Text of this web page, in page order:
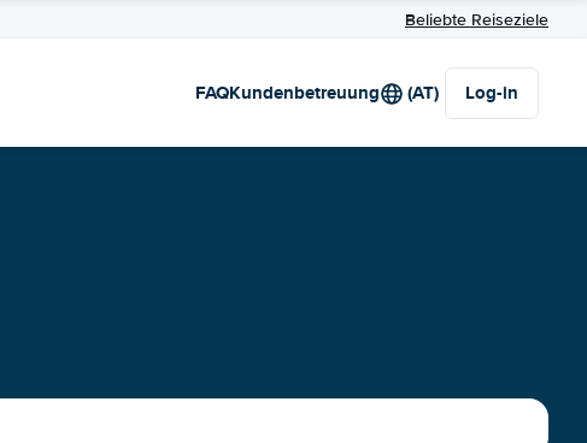
Beliebte Reiseziele
FAQKundenbetreuung (AT) Log-in